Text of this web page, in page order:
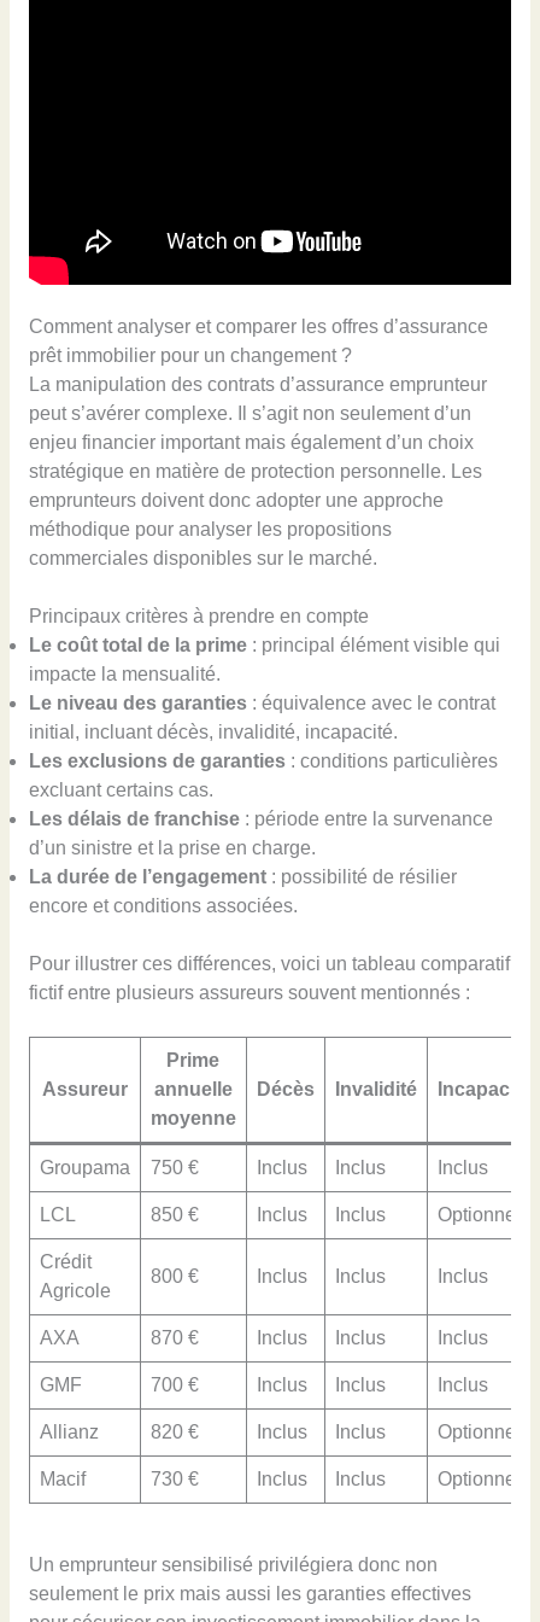
Comment analyser et comparer les offres d’assurance
prêt immobilier pour un changement ?
La manipulation des contrats d’assurance emprunteur
peut s’avérer complexe. Il s’agit non seulement d’un
enjeu financier important mais également d’un choix
stratégique en matière de protection personnelle. Les
emprunteurs doivent donc adopter une approche
méthodique pour analyser les propositions
commerciales disponibles sur le marché.
Principaux critères à prendre en compte
Le coût total de la prime: principal élément visible qui
impacte la mensualité.
Le niveau des garanties: équivalence avec le contrat
initial, incluant décès, invalidité, incapacité.
Les exclusions de garanties: conditions particulières
excluant certains cas.
Les délais de franchise: période entre la survenance
d’un sinistre et la prise en charge.
La durée de l’engagement: possibilité de résilier
encore et conditions associées.
Pour illustrer ces différences, voici un tableau comparatif
fictif entre plusieurs assureurs souvent mentionnés :
Assureur
Prime
annuelle
moyenne
Décès Invalidité Incapacité
Groupama 750 € Inclus Inclus Inclus
LCL 850 € Inclus Inclus Optionnel
Crédit
Agricole
800 € Inclus Inclus Inclus
AXA 870 € Inclus Inclus Inclus
GMF 700 € Inclus Inclus Inclus
Allianz 820 € Inclus Inclus Optionnel
Macif 730 € Inclus Inclus Optionnel
Un emprunteur sensibilisé privilégiera donc non
seulement le prix mais aussi les garanties effectives